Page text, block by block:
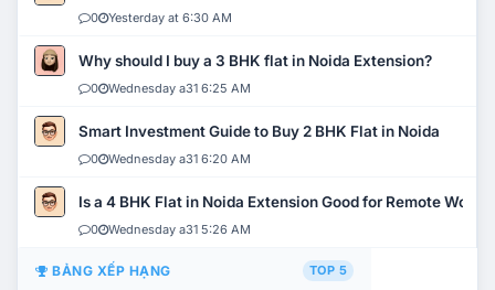
0 Yesterday at 6:30 AM
Why should I buy a 3 BHK flat in Noida Extension?
0 Wednesday a31 6:25 AM
Smart Investment Guide to Buy 2 BHK Flat in Noida
0 Wednesday a31 6:20 AM
Is a 4 BHK Flat in Noida Extension Good for Remote Work?
0 Wednesday a31 5:26 AM
BẢNG XẾP HẠNG TOP 5